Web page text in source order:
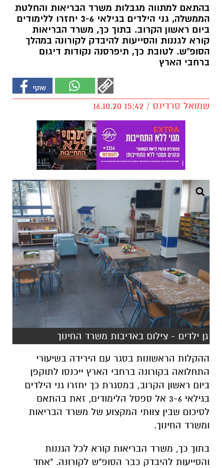
בהתאם למתווה מגבלות משרד הבריאות והחלטת
הממשלה, גני הילדים בגילאי 3-6 יחזרו ללימודים
ביום ראשון הקרוב. בתוך כך, משרד הבריאות
קורא לגננות והסייעות להיבדק לקורונה במהלך
הסופ"ש. לטובת כך, תיפרסנה נקודות דיגום
ברחבי הארץ
שמואל סרדינס / 15:42 16.10.20
גן ילדים - צילום באדיבות משרד החינוך
ההקלות הראשונות בסגר עם הירידה בשיעורי
התחלואה בקורונה ברחבי הארץ ייכנסו לתוקפן
ביום ראשון הקרוב, במסגרת כך יחזרו גני הילדים
בגילאי 3-6 אל ספסל הלימודים, זאת בהתאם
לסיכום שבין צוותי המקצוע של משרד הבריאות
ומשרד החינוך.
בתוך כך, משרד הבריאות קורא לכל הגננות
והסייעות להיבדק כבר הסופ"ש לקורונה. "אחד